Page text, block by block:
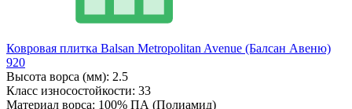
Ковровая плитка Balsan Metropolitan Avenue (Балсан Авеню)
920
Высота ворса (мм): 2.5
Класс износостойкости: 33
Материал ворса: 100% ПА (Полиамид)